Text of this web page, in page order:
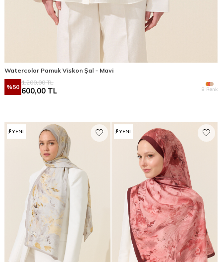
Watercolor Pamuk Viskon Şal - Mavi
%50
1.200,00TL
600,00 TL 8 Renk
YENI YENI